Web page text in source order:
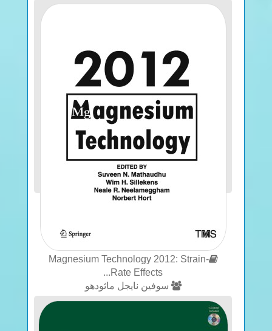
Magnesium Technology 2012: Strain‐
Rate Effects...
سوفين نايجل ماثودهو